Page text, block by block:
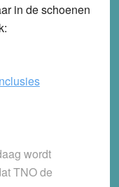
in de schoenen
wordt
TNO de